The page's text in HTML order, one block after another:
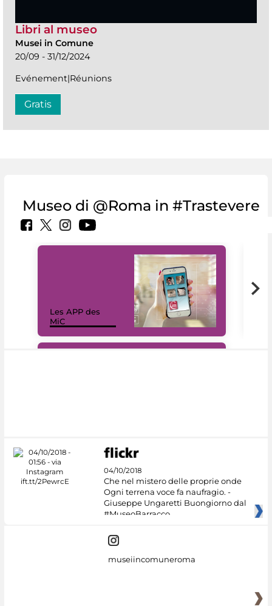
Libri al museo
Musei in Comune
20/09 - 31/12/2024
Evénement|Réunions
Gratis
Museo di @Roma in #Trastevere
Les APP des
MiC
04/10/2018
Che nel mistero delle proprie onde
Ogni terrena voce fa naufragio. -
Giuseppe Ungaretti Buongiorno dal
#MuseoBarracco
museiincomuneroma